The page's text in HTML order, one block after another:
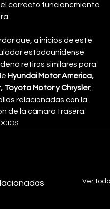
correcto funcionamiento
que, a inicios de este
estadounidense
retiros similares para
Hyundai Motor America,
Toyota Motor y Chrysler,
relacionadas con la
de la cámara trasera.
Ver todo